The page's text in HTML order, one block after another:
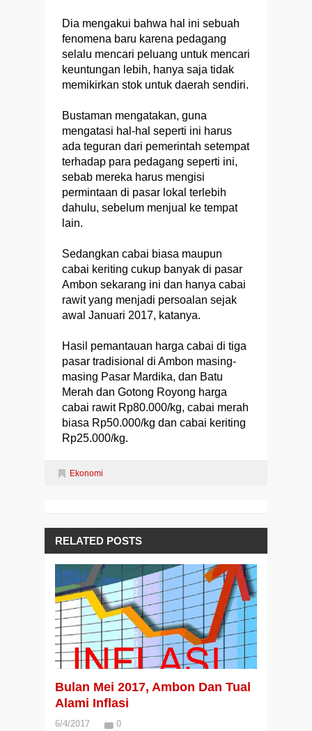
Dia mengakui bahwa hal ini sebuah
fenomena baru karena pedagang
selalu mencari peluang untuk mencari
keuntungan lebih, hanya saja tidak
memikirkan stok untuk daerah sendiri.
Bustaman mengatakan, guna
mengatasi hal-hal seperti ini harus
ada teguran dari pemerintah setempat
terhadap para pedagang seperti ini,
sebab mereka harus mengisi
permintaan di pasar lokal terlebih
dahulu, sebelum menjual ke tempat
lain.
Sedangkan cabai biasa maupun
cabai keriting cukup banyak di pasar
Ambon sekarang ini dan hanya cabai
rawit yang menjadi persoalan sejak
awal Januari 2017, katanya.
Hasil pemantauan harga cabai di tiga
pasar tradisional di Ambon masing-
masing Pasar Mardika, dan Batu
Merah dan Gotong Royong harga
cabai rawit Rp80.000/kg, cabai merah
biasa Rp50.000/kg dan cabai keriting
Rp25.000/kg.
Ekonomi
RELATED POSTS
Bulan Mei 2017, Ambon Dan Tual
Alami Inflasi
6/4/2017 0